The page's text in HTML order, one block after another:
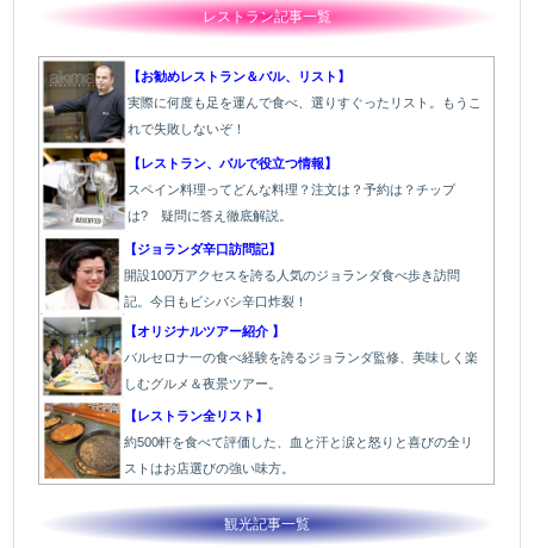
レストラン記事一覧
【お勧めレストラン＆バル、リスト】
実際に何度も足を運んで食べ、選りすぐったリスト。もうこ
れで失敗しないぞ！
【レストラン、バルで役立つ情報】
スペイン料理ってどんな料理？注文は？予約は？チップ
は? 疑問に答え徹底解説。
【ジョランダ辛口訪問記】
開設100万アクセスを誇る人気のジョランダ食べ歩き訪問
記。今日もビシバシ辛口炸裂！
【オリジナルツアー紹介 】
バルセロナ一の食べ経験を誇るジョランダ監修、美味しく楽
しむグルメ＆夜景ツアー。
【レストラン全リスト】
約500軒を食べて評価した、血と汗と涙と怒りと喜びの全リ
ストはお店選びの強い味方。
観光記事一覧